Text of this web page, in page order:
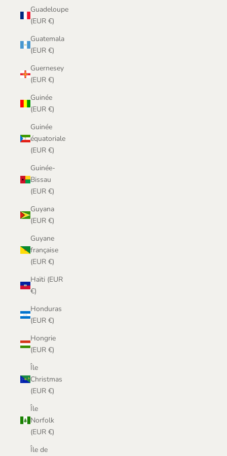
Guadeloupe
(EUR €)
Guatemala
(EUR €)
Guernesey
(EUR €)
Guinée
(EUR €)
Guinée
équatoriale
(EUR €)
Guinée-
Bissau
(EUR €)
Guyana
(EUR €)
Guyane
française
(EUR €)
Haïti (EUR
€)
Honduras
(EUR €)
Hongrie
(EUR €)
Île
Christmas
(EUR €)
Île
Norfolk
(EUR €)
Île de